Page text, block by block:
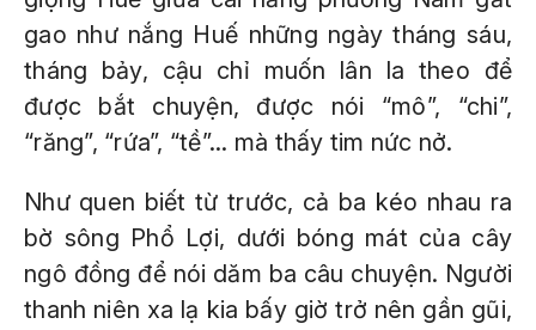
gao như nắng Huế những ngày tháng sáu,
tháng bảy, cậu chỉ muốn lân la theo để
được bắt chuyện, được nói “mô”, “chi”,
“răng”, “rứa”, “tề”... mà thấy tim nức nở.
Như quen biết từ trước, cả ba kéo nhau ra
bờ sông Phổ Lợi, dưới bóng mát của cây
ngô đồng để nói dăm ba câu chuyện. Người
thanh niên xa lạ kia bấy giờ trở nên gần gũi,